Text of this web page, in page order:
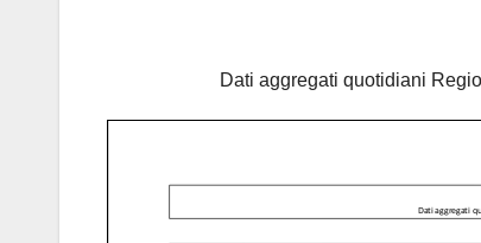
Dati aggregati quotidiani